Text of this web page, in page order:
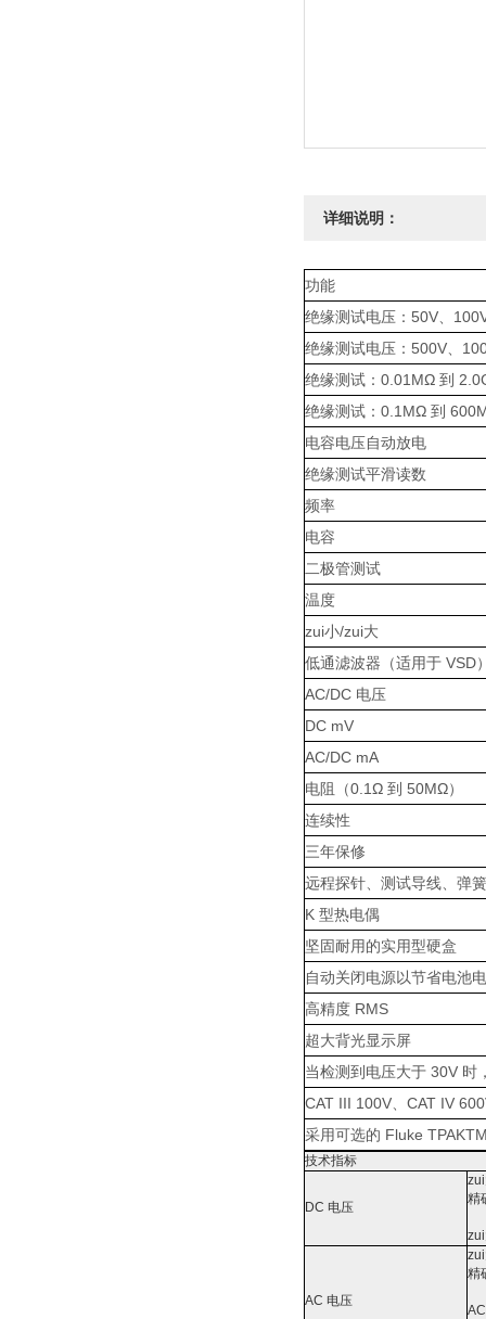
详细说明：
功能
绝缘测试电压：50V、
绝缘测试电压：500V、
绝缘测试：0.01MΩ 到
绝缘测试：0.1MΩ 到
电容电压自动放电
绝缘测试平滑读数
频率
电容
二极管测试
温度
zui小/zui大
低通滤波器（适用于 VSD
AC/DC 电压
DC mV
AC/DC mA
电阻（0.1Ω 到 50MΩ）
连续性
三年保修
远程探针、测试导线、弹
K 型热电偶
坚固耐用的实用型硬盒
自动关闭电源以节省电池
高精度 RMS
超大背光显示屏
当检测到电压大于 30V 时
CAT III 100V、CAT IV
采用可选的 Fluke TPAK
技术指标
DC 电压
精
AC 电压
精